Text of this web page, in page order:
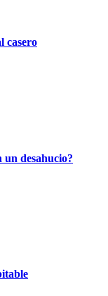
casero
un desahucio?